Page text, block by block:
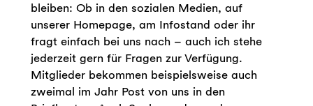
bleiben: Ob in den sozialen Medien, auf
unserer Homepage, am Infostand oder ihr
fragt einfach bei uns nach – auch ich stehe
jederzeit gern für Fragen zur Verfügung.
Mitglieder bekommen beispielsweise auch
zweimal im Jahr Post von uns in den